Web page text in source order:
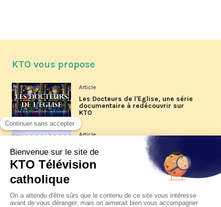
KTO vous propose
Article
Les Docteurs de l'Église, une série
documentaire à redécouvrir sur
KTO
Article
Les reportages d'été 2026 de KTO
La visite pastorale du pape Léon
XIV à Assise à suivre sur KTO le
jeudi 6 août